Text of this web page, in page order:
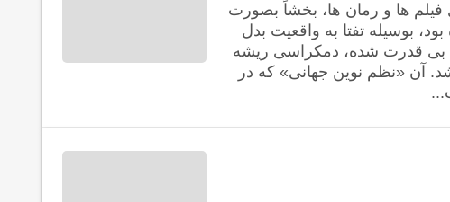
ها و رمان ها، بخشاً بصورت
بوسیله تفتا به واقعیت بدل
بی قدرت شده، دمکراسی ریشه
آن «نظم نوین جهانی» که در